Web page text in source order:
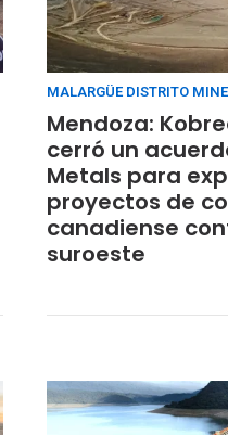
MALARGÜE DISTRITO
Mendoza:
cerró un
Metals para
proyectos de
canadiense
suroeste